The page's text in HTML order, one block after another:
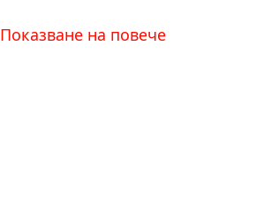
Показване на повече